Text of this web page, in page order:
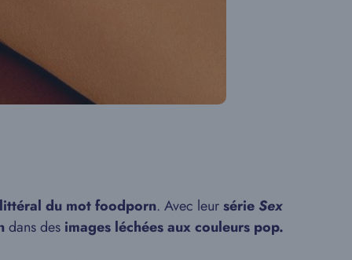
du mot foodporn. Avec leursérieSex
dans des images léchées aux couleurs pop.